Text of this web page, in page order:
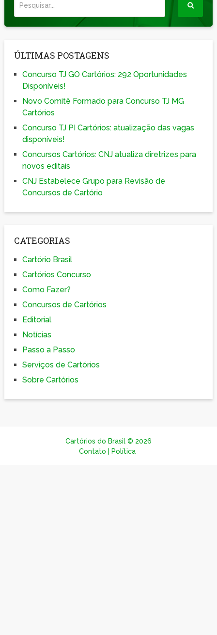
ÚLTIMAS POSTAGENS
Concurso TJ GO Cartórios: 292 Oportunidades
Disponíveis!
Novo Comitê Formado para Concurso TJ MG
Cartórios
Concurso TJ PI Cartórios: atualização das vagas
disponíveis!
Concursos Cartórios: CNJ atualiza diretrizes para
novos editais
CNJ Estabelece Grupo para Revisão de
Concursos de Cartório
CATEGORIAS
Cartório Brasil
Cartórios Concurso
Como Fazer?
Concursos de Cartórios
Editorial
Notícias
Passo a Passo
Serviços de Cartórios
Sobre Cartórios
© 2026
Contato
Política